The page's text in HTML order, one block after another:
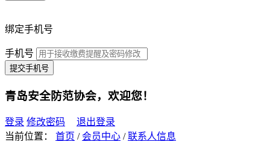
绑定手机号
手机号
提交手机号
青岛安全防范协会，欢迎您！
登录 修改密码
退出登录
当前位置： 首页 / 会员中心 /联系人信息